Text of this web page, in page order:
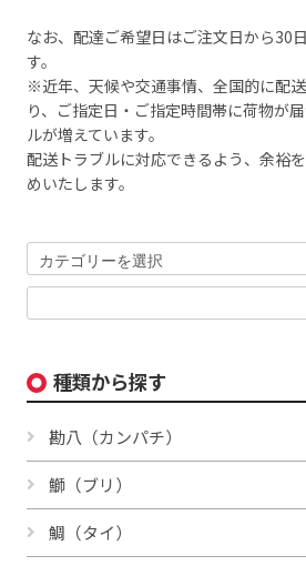
なお、配達ご希望日はご注文日から30
す。
※近年、天候や交通事情、全国的に配
り、ご指定日・ご指定時間帯に荷物が
ルが増えています。
配送トラブルに対応できるよう、余裕
めいたします。
種類から探す
勘八（カンパチ）
鰤（ブリ）
鯛（タイ）